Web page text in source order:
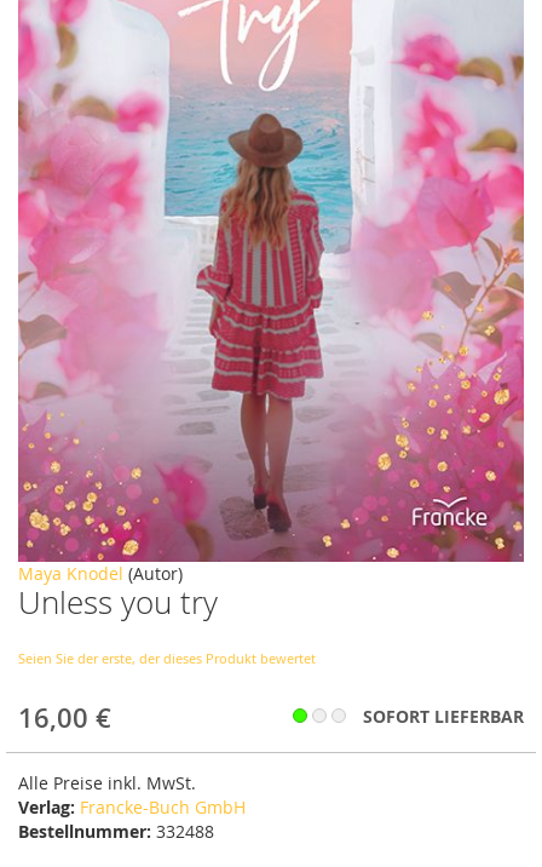
Maya Knodel (Autor)
Unless you try
Seien Sie der erste, der dieses Produkt bewertet
16,00 € SOFORT LIEFERBAR
Alle Preise inkl. MwSt.
Verlag: Francke-Buch GmbH
Bestellnummer: 332488
Zum
Anfang
der
springen